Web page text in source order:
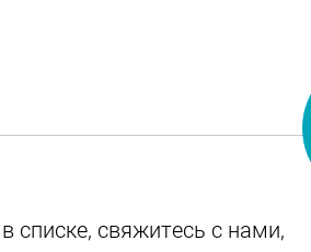
списке, свяжитесь с нами,